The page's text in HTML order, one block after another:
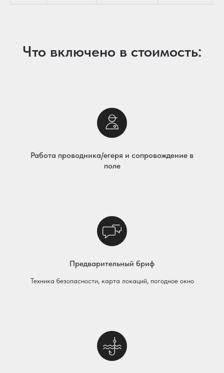
Что включено в стоимость:
Работа проводника/егеря и сопровождение в
поле
Предварительный бриф
Техника безопасности, карта локаций, погодное окно